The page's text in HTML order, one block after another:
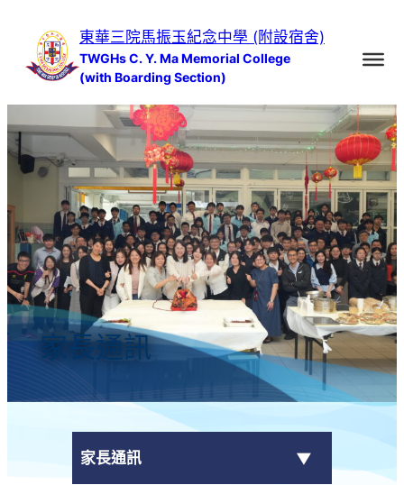
容
東華三院馬振玉紀念中學 (附設宿舍)
TWGHs C. Y. Ma Memorial College
(with Boarding Section)
家長通訊
家長通訊